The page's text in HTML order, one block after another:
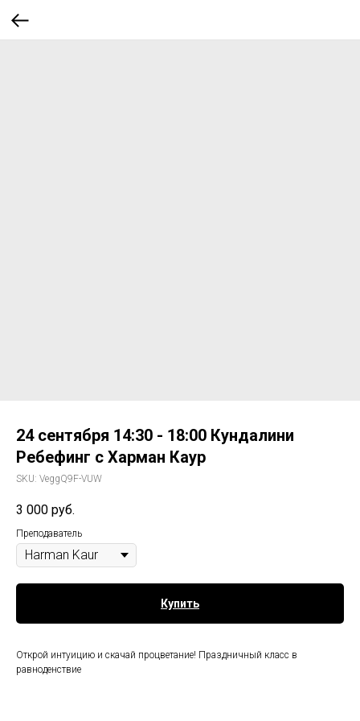
24 сентября 14:30 - 18:00 Кундалини
Ребефинг с Харман Каур
SKU: VeggQ9F-VUW
3 000 руб.
Преподаватель
Купить
Открой интуицию и скачай процветание! Праздничный класс в
равноденствие